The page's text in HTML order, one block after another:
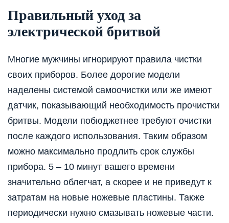
Правильный уход за
электрической бритвой
Многие мужчины игнорируют правила чистки
своих приборов. Более дорогие модели
наделены системой самоочистки или же имеют
датчик, показывающий необходимость прочистки
бритвы. Модели побюджетнее требуют очистки
после каждого использования. Таким образом
можно максимально продлить срок службы
прибора. 5 – 10 минут вашего времени
значительно облегчат, а скорее и не приведут к
затратам на новые ножевые пластины. Также
периодически нужно смазывать ножевые части.